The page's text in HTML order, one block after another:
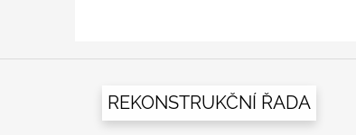
REKONSTRUKČNÍ ŘADA